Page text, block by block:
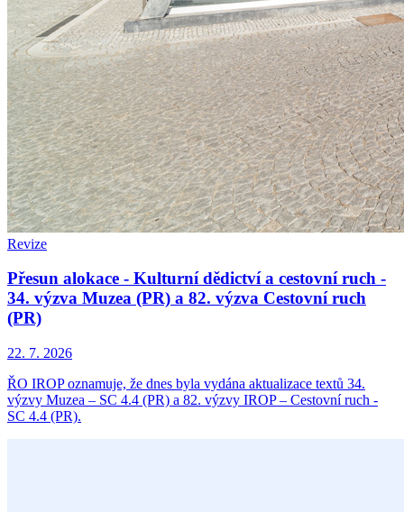
Revize
Přesun alokace - Kulturní dědictví a cestovní ruch -
34. výzva Muzea (PR) a 82. výzva Cestovní ruch
(PR)
22. 7. 2026
ŘO IROP oznamuje, že dnes byla vydána aktualizace textů 34.
výzvy Muzea – SC 4.4 (PR) a 82. výzvy IROP – Cestovní ruch -
SC 4.4 (PR).